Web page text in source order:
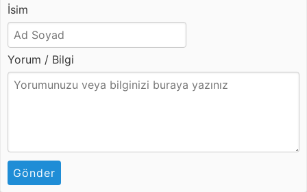
İsim
Yorum / Bilgi
Gönder